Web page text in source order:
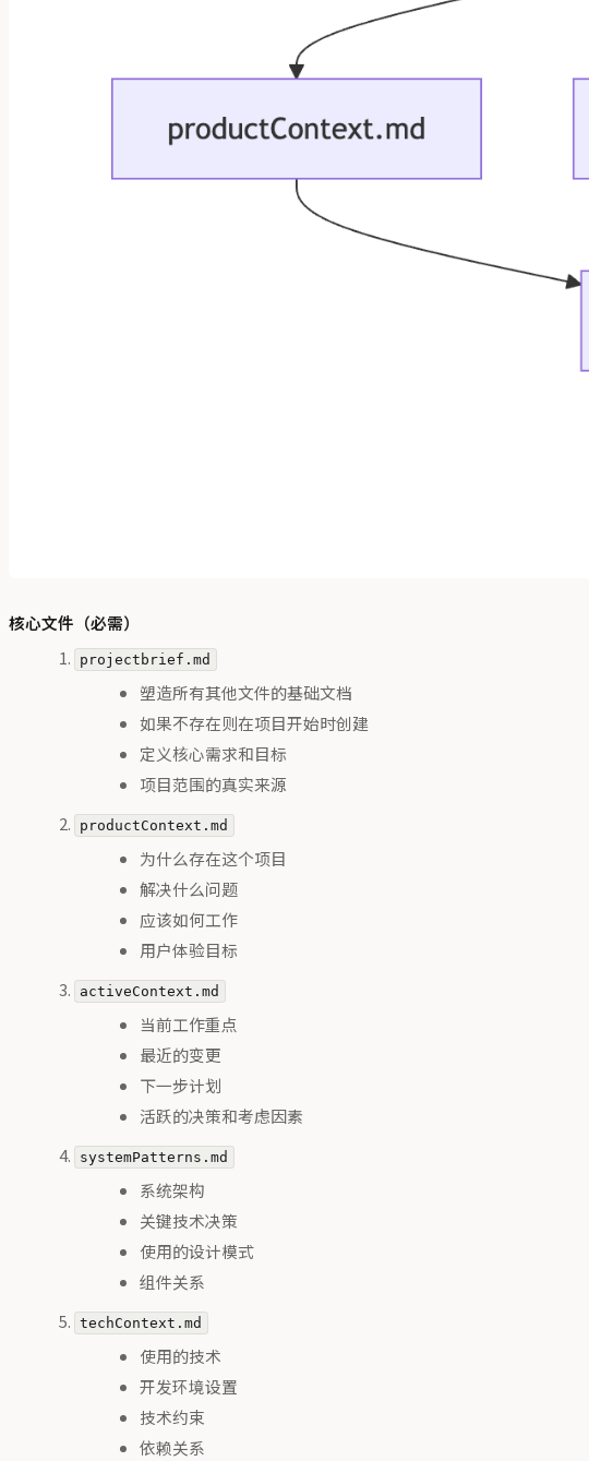
核心文件（必需）
projectbrief.md
塑造所有其他文件的基础文档
如果不存在则在项目开始时创建
定义核心需求和目标
项目范围的真实来源
productContext.md
为什么存在这个项目
解决什么问题
应该如何工作
用户体验目标
activeContext.md
当前工作重点
最近的变更
下一步计划
活跃的决策和考虑因素
systemPatterns.md
系统架构
关键技术决策
使用的设计模式
组件关系
techContext.md
使用的技术
开发环境设置
技术约束
依赖关系